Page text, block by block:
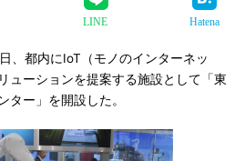
LINE Hatena
、都内にIoT（モノのインターネッ
ューションを提案する施設として「東
ター」を開設した。